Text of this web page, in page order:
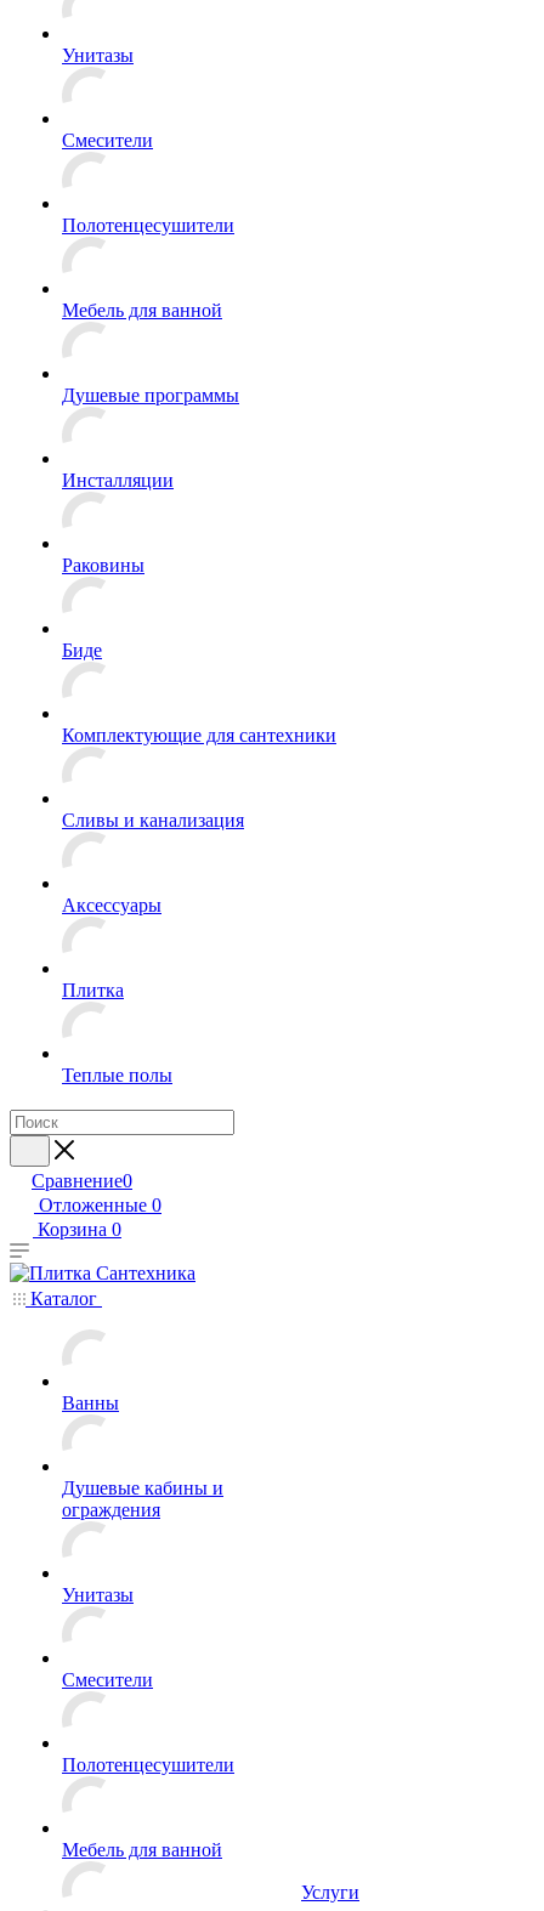
Унитазы
Смесители
Полотенцесушители
Мебель для ванной
Душевые программы
Инсталляции
Раковины
Биде
Комплектующие для сантехники
Сливы и канализация
Аксессуары
Плитка
Теплые полы
Сравнение0
Отложенные 0
Корзина 0
Каталог
Ванны
Душевые кабины и
ограждения
Унитазы
Смесители
Полотенцесушители
Мебель для ванной
Услуги